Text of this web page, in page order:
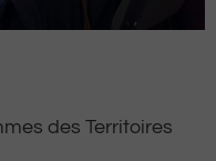
des Territoires